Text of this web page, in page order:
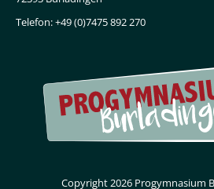
Telefon: +49 (0)7475 892 270
Copyright 2026 Progymnasium